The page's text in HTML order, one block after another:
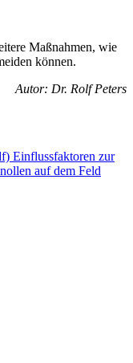
Maßnahmen, wie
können.
Autor: Dr. Rolf Peters
Einflussfaktoren zur
auf dem Feld